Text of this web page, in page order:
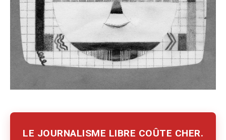
LE JOURNALISME LIBRE COÛTE CHER.